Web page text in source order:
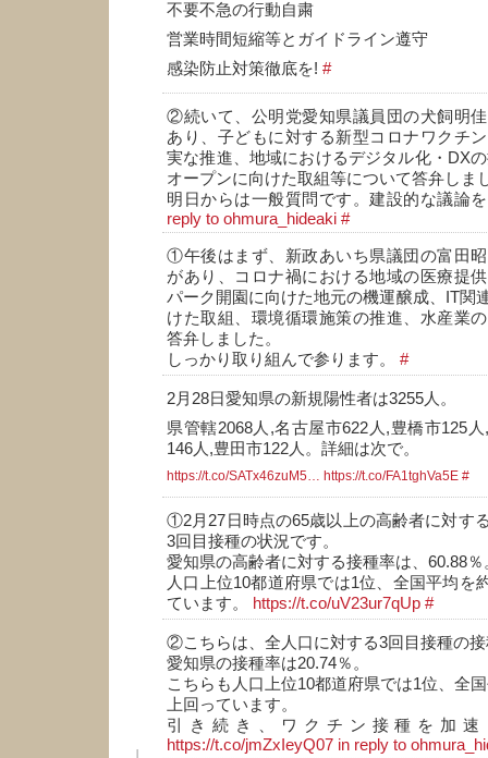
不要不急の行動自粛
営業時間短縮等とガイドライン遵守
感染防止対策徹底を! #
②続いて、公明党愛知県議員団の犬飼明
あり、子どもに対する新型コロナワクチ
実な推進、地域におけるデジタル化・DX
オープンに向けた取組等について答弁しま
明日からは一般質問です。建設的な議論
reply to ohmura_hideaki #
①午後はまず、新政あいち県議団の富田
があり、コロナ禍における地域の医療提
パーク開園に向けた地元の機運醸成、IT関
けた取組、環境循環施策の推進、水産業
答弁しました。
しっかり取り組んで参ります。 #
2月28日愛知県の新規陽性者は3255人。
県管轄2068人,名古屋市622人,豊橋市125
146人,豊田市122人。詳細は次で。
https://t.co/SATx46zuM5… https://t.co/FA1tghVa5E #
①2月27日時点の65歳以上の高齢者に対す
3回目接種の状況です。
愛知県の高齢者に対する接種率は、60.88％
人口上位10都道府県では1位、全国平均を
ています。
https://t.co/uV23ur7qUp #
②こちらは、全人口に対する3回目接種の
愛知県の接種率は20.74％。
こちらも人口上位10都道府県では1位、全
上回っています。
引き続き、ワクチン接種を加
https://t.co/jmZxIeyQ07 in reply to